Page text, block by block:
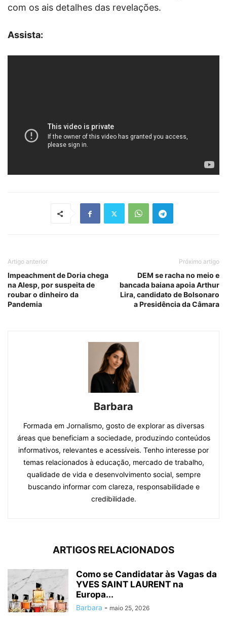
com os ais detalhes das revelações.
Assista:
Artigo anterior
Impeachment de Doria chega
na Alesp, por suspeita de
roubar o dinheiro da
Pandemia
Próximo artigo
DEM se racha no meio e
bancada baiana apoia Arthur
Lira, candidato de Bolsonaro
a Presidência da Câmara
Barbara
Formada em Jornalismo, gosto de explorar as diversas
áreas que beneficiam a sociedade, produzindo conteúdos
informativos, relevantes e acessíveis. Tenho interesse por
temas relacionados à educação, mercado de trabalho,
qualidade de vida e desenvolvimento social, sempre
buscando informar com clareza, responsabilidade e
credibilidade.
ARTIGOS RELACIONADOS
Como se Candidatar às Vagas da
YVES SAINT LAURENT na
Europa...
Barbara - maio 25, 2026